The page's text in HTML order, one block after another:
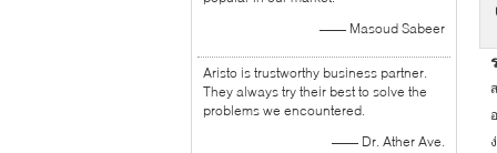
—— Masoud Sabeer
Aristo is trustworthy business partner.
They always try their best to solve the
problems we encountered.
—— Dr. Ather Ave.